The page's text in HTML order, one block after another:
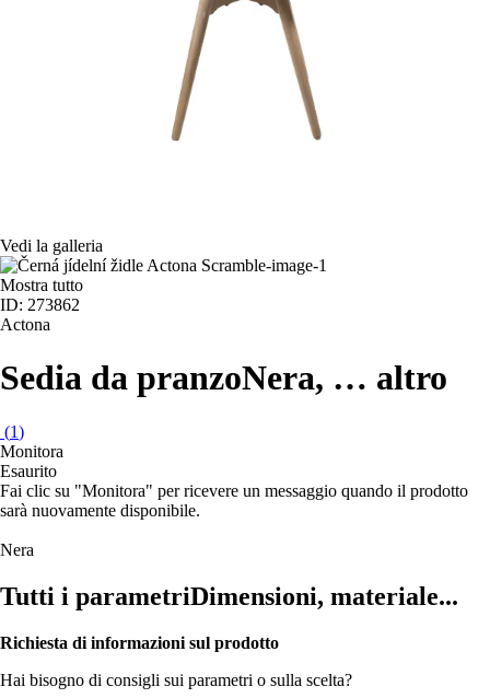
Vedi la galleria
Mostra tutto
ID: 273862
Actona
Sedia da pranzoNera, … altro
(1)
Monitora
Esaurito
Fai clic su "Monitora" per ricevere un messaggio quando il prodotto
sarà nuovamente disponibile.
Nera
Tutti i parametriDimensioni, materiale...
Richiesta di informazioni sul prodotto
Hai bisogno di consigli sui parametri o sulla scelta?